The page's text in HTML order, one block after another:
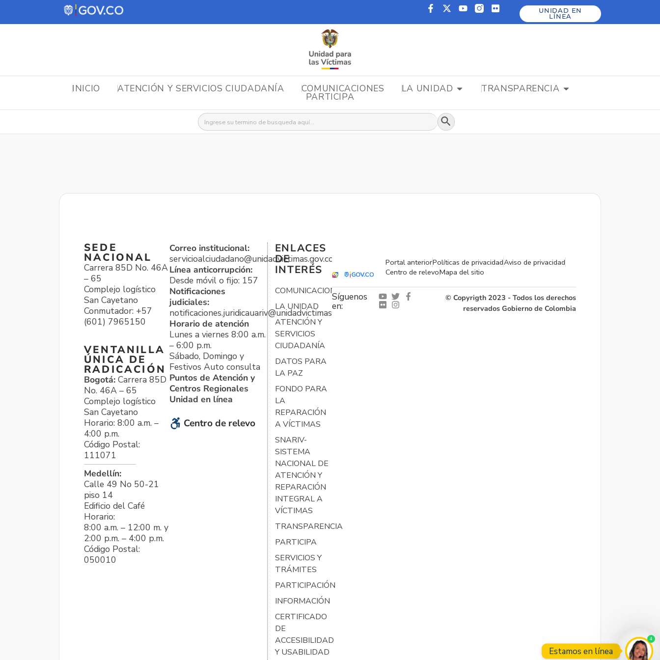
UNIDAD EN
LÍNEA
INICIO ATENCIÓN Y SERVICIOS CIUDADANÍA COMUNICACIONES LA UNIDAD TRANSPARENCIA
PARTICIPA
Buscar: Botón de búsqueda
SEDE
NACIONAL
Carrera 85D No. 46A
– 65
Complejo logístico
San Cayetano
Conmutador: +57
(601) 7965150
VENTANILLA
ÚNICA DE
RADICACIÓN
Bogotá: Carrera 85D
No. 46A – 65
Complejo logístico
San Cayetano
Horario: 8:00 a.m. –
4:00 p.m.
Código Postal:
111071
Medellín:
Calle 49 No 50-21
piso 14
Edificio del Café
Horario:
8:00 a.m. – 12:00 m. y
2:00 p.m. – 4:00 p.m.
Código Postal:
050010
Correo institucional:
servicioalciudadano@unidadvictimas.gov.co
Línea anticorrupción:
Desde móvil o fijo: 157
Notificaciones
judiciales:
notificaciones.juridicauariv@unidadvictimas.gov.co
Horario de atención
Lunes a viernes 8:00 a.m.
– 6:00 p.m.
Sábado, Domingo y
Festivos Auto consulta
Puntos de Atención y
Centros Regionales
Unidad en línea
Centro de relevo
ENLACES
DE
INTERÉS
COMUNICACIONES
LA UNIDAD
ATENCIÓN Y
SERVICIOS
CIUDADANÍA
DATOS PARA
LA PAZ
FONDO PARA
LA
REPARACIÓN
A VÍCTIMAS
SNARIV-
SISTEMA
NACIONAL DE
ATENCIÓN Y
REPARACIÓN
INTEGRAL A
VÍCTIMAS
TRANSPARENCIA
PARTICIPA
SERVICIOS Y
TRÁMITES
PARTICIPACIÓN
INFORMACIÓN
CERTIFICADO
DE
ACCESIBILIDAD
Y USABILIDAD
Portal anteriorPolíticas de privacidadAviso de privacidad
Centro de relevoMapa del sitio
Síguenos
en:
© Copyrigth 2023 - Todos los derechos
reservados Gobierno de Colombia
Estamos en línea
4